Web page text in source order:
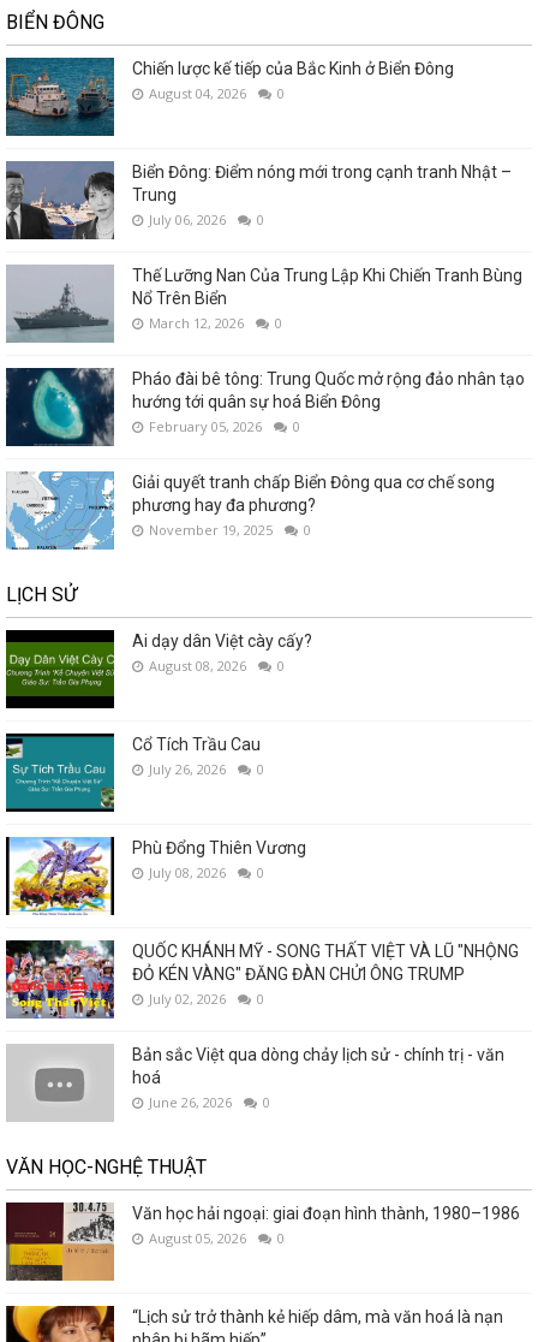
BIỂN ĐÔNG
Chiến lược kế tiếp của Bắc Kinh ở Biển Đông
August 04, 2026 0
Biển Đông: Điểm nóng mới trong cạnh tranh Nhật –
Trung
July 06, 2026 0
Thế Lưỡng Nan Của Trung Lập Khi Chiến Tranh Bùng
Nổ Trên Biển
March 12, 2026 0
Pháo đài bê tông: Trung Quốc mở rộng đảo nhân tạo
hướng tới quân sự hoá Biển Đông
February 05, 2026 0
Giải quyết tranh chấp Biển Đông qua cơ chế song
phương hay đa phương?
November 19, 2025 0
LỊCH SỬ
Ai dạy dân Việt cày cấy?
August 08, 2026 0
Cổ Tích Trầu Cau
July 26, 2026 0
Phù Đổng Thiên Vương
July 08, 2026 0
QUỐC KHÁNH MỸ - SONG THẤT VIỆT VÀ LŨ "NHỘNG
ĐỎ KÉN VÀNG" ĐĂNG ĐÀN CHỬI ÔNG TRUMP
July 02, 2026 0
Bản sắc Việt qua dòng chảy lịch sử - chính trị - văn
hoá
June 26, 2026 0
VĂN HỌC-NGHỆ THUẬT
Văn học hải ngoại: giai đoạn hình thành, 1980–1986
August 05, 2026 0
“Lịch sử trở thành kẻ hiếp dâm, mà văn hoá là nạn